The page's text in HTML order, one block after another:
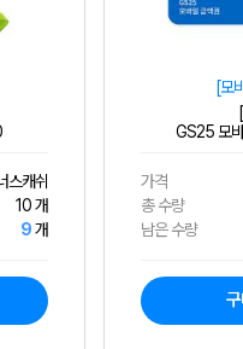
스캐쉬
10 개
9개
[모
GS25 모
가격
총 수량
남은 수량